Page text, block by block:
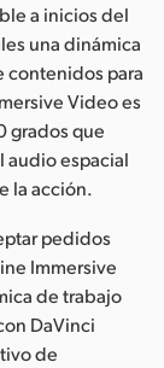
a inicios del
una dinámica
contenidos para
Video es
grados que
audio espacial
la acción.
pedidos
Immersive
de trabajo
DaVinci
de